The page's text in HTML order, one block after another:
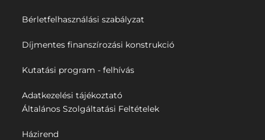
Bérletfelhasználási szabályzat
Díjmentes finanszírozási konstrukció
Kutatási program - felhívás
Adatkezelési tájékoztató
Általános Szolgáltatási Feltételek
Házirend